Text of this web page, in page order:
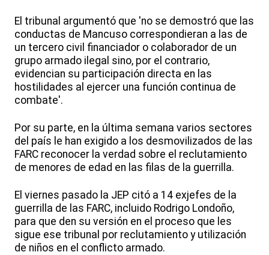
El tribunal argumentó que 'no se demostró que las
conductas de Mancuso correspondieran a las de
un tercero civil financiador o colaborador de un
grupo armado ilegal sino, por el contrario,
evidencian su participación directa en las
hostilidades al ejercer una función continua de
combate'.
Por su parte, en la última semana varios sectores
del país le han exigido a los desmovilizados de las
FARC reconocer la verdad sobre el reclutamiento
de menores de edad en las filas de la guerrilla.
El viernes pasado la JEP citó a 14 exjefes de la
guerrilla de las FARC, incluido Rodrigo Londoño,
para que den su versión en el proceso que les
sigue ese tribunal por reclutamiento y utilización
de niños en el conflicto armado.